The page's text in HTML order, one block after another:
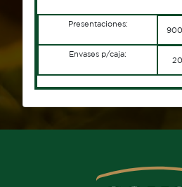
Presentaciones:
Envases p/caja:
20
Envases p/caja:
20